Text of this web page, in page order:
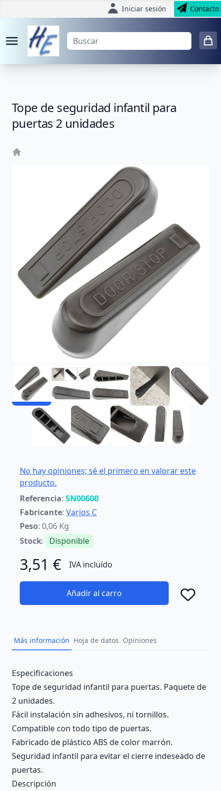
Iniciar sesión Contacto
Tope de seguridad infantil para
puertas 2 unidades
No hay opiniones; sé el primero en valorar este
producto.
Referencia: SN00600
Fabricante: Varios C
Peso: 0,06 Kg
Stock: Disponible
3,51 € IVA incluído
Añadir al carro
Más información Hoja de datos Opiniones
Description
Especificaciones
Tope de seguridad infantil para puertas. Paquete de
2 unidades.
Fácil instalación sin adhesivos, ni tornillos.
Compatible con todo tipo de puertas.
Fabricado de plástico ABS de color marrón.
Seguridad infantil para evitar el cierre indeseado de
puertas.
Descripción